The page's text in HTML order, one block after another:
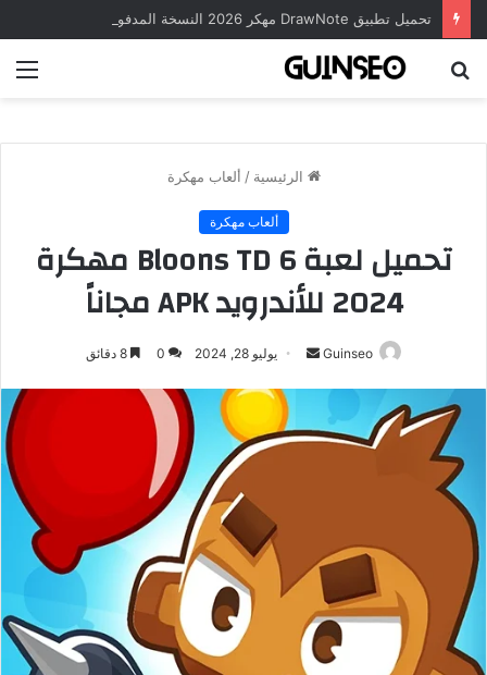
الرئيسية / ألعاب مهكرة
ألعاب مهكرة
تحميل لعبة Bloons TD 6 مهكرة
2024 للأندرويد APK مجاناً
Guinseo
أرسل
إلكترونيا
يوليو 28, 2024 0